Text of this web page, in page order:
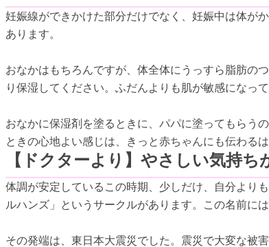
妊娠線ができかけた部分だけでなく、妊娠中は体が
あります。
おなかはもちろんですが、体全体にうっすら脂肪の
り保湿してください。ふだんよりも肌が敏感になっ
おなかに保湿剤を塗るときに、パパに塗ってもらう
ときの心地よい感じは、きっと赤ちゃんにも伝わるは
【ドクターより】やさしい気持
体調が安定しているこの時期、少しだけ、自分より
ルハンズ」というサークルがあります。この名前に
その発端は、東日本大震災でした。震災で大変な被